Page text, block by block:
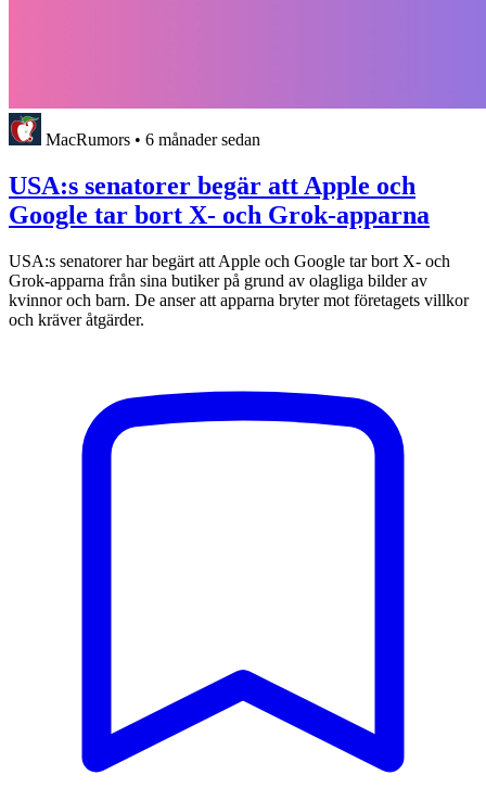
MacRumors • 6 månader sedan
USA:s senatorer begär att Apple och
Google tar bort X- och Grok-apparna
USA:s senatorer har begärt att Apple och Google tar bort X- och
Grok-apparna från sina butiker på grund av olagliga bilder av
kvinnor och barn. De anser att apparna bryter mot företagets villkor
och kräver åtgärder.